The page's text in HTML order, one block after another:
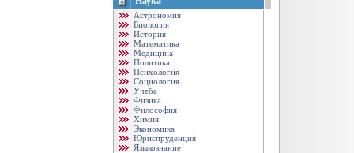
Астрономия
Биология
История
Математика
Медицина
Политика
Психология
Социология
Учеба
Физика
Философия
Химия
Экономика
Юриспруденция
Языкознание